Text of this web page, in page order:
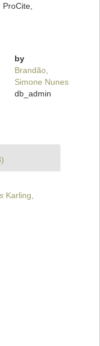
by
Brandão,
Simone Nunes
db_admin
Karling,